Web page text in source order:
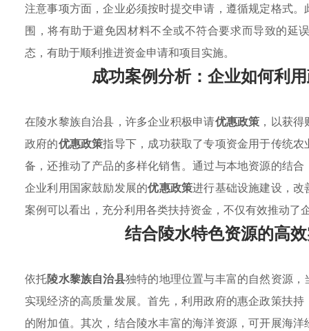
注意事项方面，企业必须按时提交申请，遵循规定格式
围，将有助于避免因材料不全或不符合要求而导致的延
态，有助于顺利推进资金申请和项目实施。
成功案例分析：企业如何利
在陵水黎族自治县，许多企业积极申请优惠政策 ，以获
政府的优惠政策指导下，成功获取了专项资金用于传统
备，还推动了产品的多样化销售。通过与本地资源的结
企业利用国家鼓励发展的优惠政策进行基础设施建设，
案例可以看出，充分利用各类扶持资金，不仅有效推动了
结合陵水特色资源的高
依托陵水黎族自治县独特的地理位置与丰富的自然资源
实现经济的高质量发展。首先，利用政府的惠企政策扶
的附加值。其次，结合陵水丰富的海洋资源，可开展海